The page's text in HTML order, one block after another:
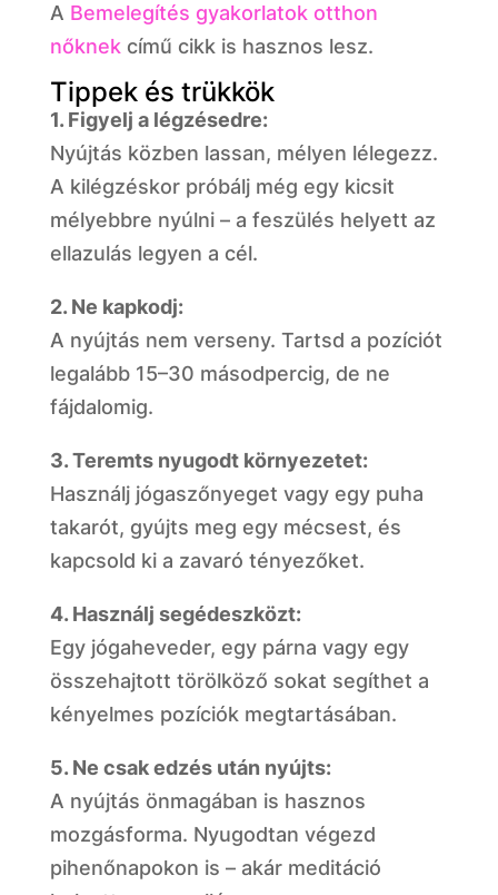
A Bemelegítés gyakorlatok otthon
nőknekcímű cikk is hasznos lesz.
Tippek és trükkök
1. Figyelj a légzésedre:
Nyújtás közben lassan, mélyen lélegezz.
A kilégzéskor próbálj még egy kicsit
mélyebbre nyúlni – a feszülés helyett az
ellazulás legyen a cél.
2. Ne kapkodj:
A nyújtás nem verseny. Tartsd a pozíciót
legalább 15–30 másodpercig, de ne
fájdalomig.
3. Teremts nyugodt környezetet:
Használj jógaszőnyeget vagy egy puha
takarót, gyújts meg egy mécsest, és
kapcsold ki a zavaró tényezőket.
4. Használj segédeszközt:
Egy jógaheveder, egy párna vagy egy
összehajtott törölköző sokat segíthet a
kényelmes pozíciók megtartásában.
5. Ne csak edzés után nyújts:
A nyújtás önmagában is hasznos
mozgásforma. Nyugodtan végezd
pihenőnapokon is – akár meditáció